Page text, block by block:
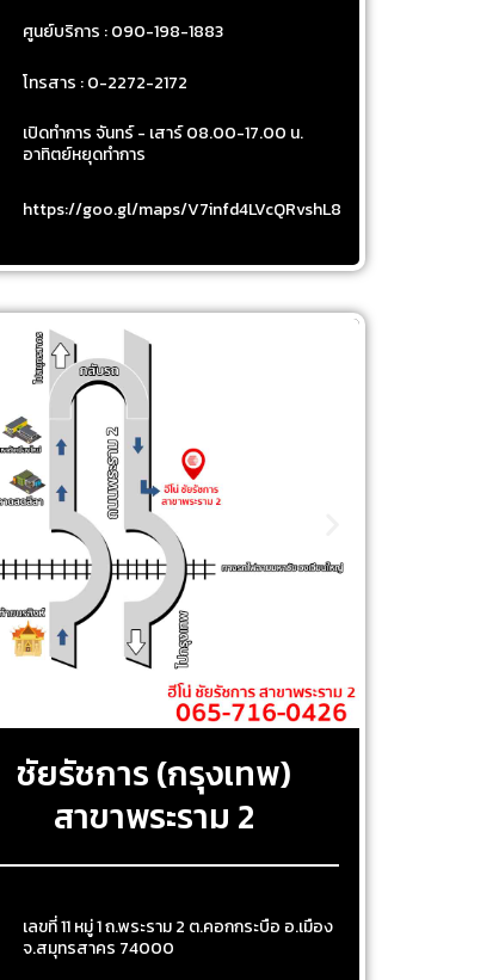
ศูนย์บริการ : 090-198-1883
โทรสาร : 0-2272-2172
เปิดทำการ จันทร์ - เสาร์ 08.00-17.00 น.
อาทิตย์หยุดทำการ
https://goo.gl/maps/V7infd4LVcQRvshL8
ชัยรัชการ (กรุงเทพ)
สาขาพระราม 2
เลขที่ 11 หมู่ 1 ถ.พระราม 2 ต.คอกกระบือ อ.เมือง
จ.สมุทรสาคร 74000